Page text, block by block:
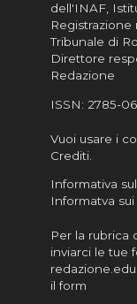
dell'INAF,
Tribunale di
Direttore
Redazione
ISSN: 2785-
Vuoi usare i
Crediti.
Informativa
Informatva
Per la rubrica
inviarci le tue
il form